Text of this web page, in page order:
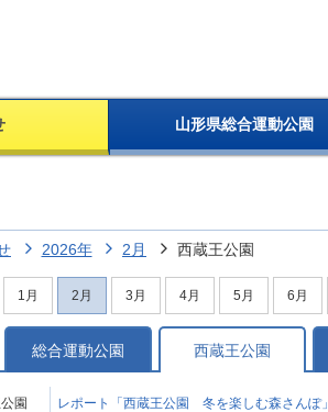
山形県総合運動公園
2026年 2月 西蔵王公園
1月 2月 3月 4月 5月 6月
総合運動公園 西蔵王公園
園 レポート「西蔵王公園 冬を楽しむ森さんぽ」